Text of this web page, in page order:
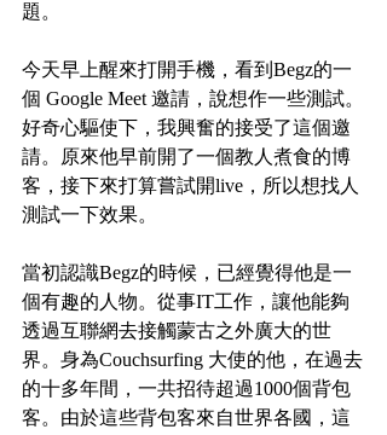
題。
今天早上醒來打開手機，看到Begz的一
個 Google Meet 邀請，說想作一些測試。
好奇心驅使下，我興奮的接受了這個邀
請。原來他早前開了一個教人煮食的博
客，接下來打算嘗試開live，所以想找人
測試一下效果。
當初認識Begz的時候，已經覺得他是一
個有趣的人物。從事IT工作，讓他能夠
透過互聯網去接觸蒙古之外廣大的世
界。身為Couchsurfing 大使的他，在過去
的十多年間，一共招待超過1000個背包
客。由於這些背包客來自世界各國，這